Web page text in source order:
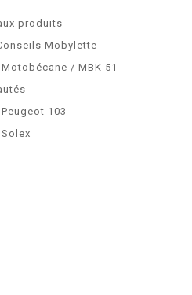
produits
Mobylette
/ MBK 51
103